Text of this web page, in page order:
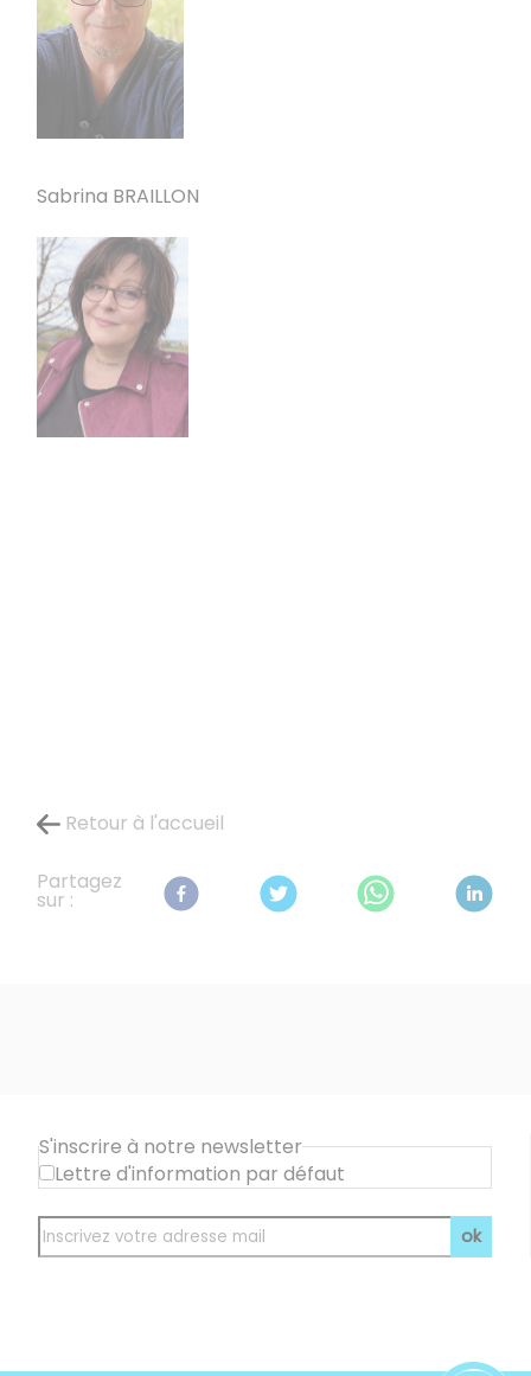
Sabrina BRAILLON
Retour à l'accueil
Partagez
sur :
S'inscrire à notre newsletter
Lettre d'information par défaut
ok